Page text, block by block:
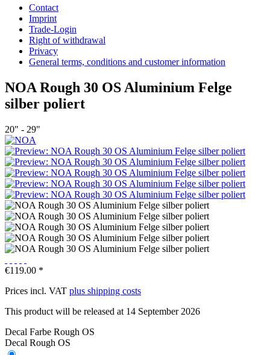
Contact
Imprint
Trade-Login
Right of withdrawal
Privacy
General terms, conditions and customer information
NOA Rough 30 OS Aluminium Felge
silber poliert
20" - 29"
€119.00 *
Prices incl. VAT plus shipping costs
This product will be released at 14 September 2026
Decal Farbe Rough OS
Decal Rough OS